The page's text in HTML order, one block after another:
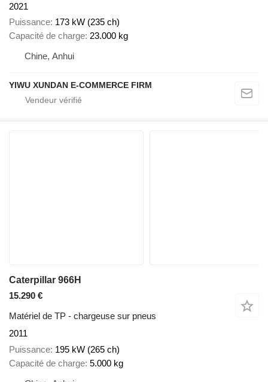
2021
Puissance 173 kW (235 ch)
Capacité de charge 23.000 kg
Chine, Anhui
YIWU XUNDAN E-COMMERCE FIRM
Caterpillar 966H
15.290 €
Matériel de TP - chargeuse sur pneus
2011
Puissance 195 kW (265 ch)
Capacité de charge 5.000 kg